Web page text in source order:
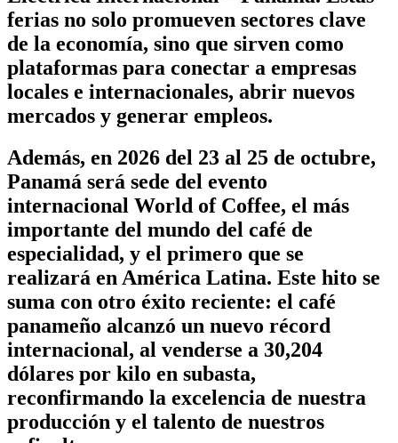
ferias no solo promueven sectores clave
de la economía, sino que sirven como
plataformas para conectar a empresas
locales e internacionales, abrir nuevos
mercados y generar empleos.
Además, en 2026 del 23 al 25 de octubre,
Panamá será sede del evento
internacional World of Coffee, el más
importante del mundo del café de
especialidad, y el primero que se
realizará en América Latina. Este hito se
suma con otro éxito reciente: el café
panameño alcanzó un nuevo récord
internacional, al venderse a 30,204
dólares por kilo en subasta,
reconfirmando la excelencia de nuestra
producción y el talento de nuestros